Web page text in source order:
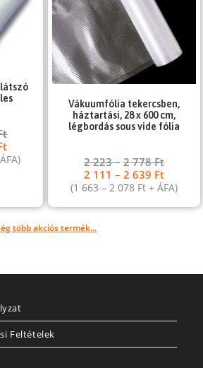
Vákuumfólia tekercsben,
háztartási, 28 x 600 cm,
légbordás sous vide fólia
2 223–2 778Ft
2 111–2 639 Ft
(1 663–2 078 Ft + ÁFA)
több akciós termék...
Feltételek